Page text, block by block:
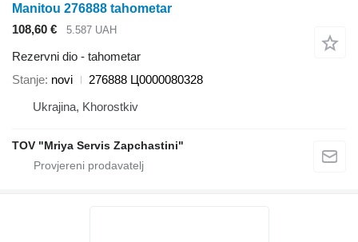
Manitou 276888 tahometar
108,60 €
5.587 UAH
Rezervni dio - tahometar
Stanje novi
276888 Ц0000080328
Ukrajina, Khorostkiv
TOV "Mriya Servis Zapchastini"